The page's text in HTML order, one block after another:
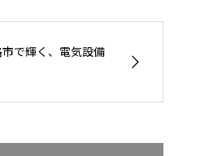
市で輝く、電気設備